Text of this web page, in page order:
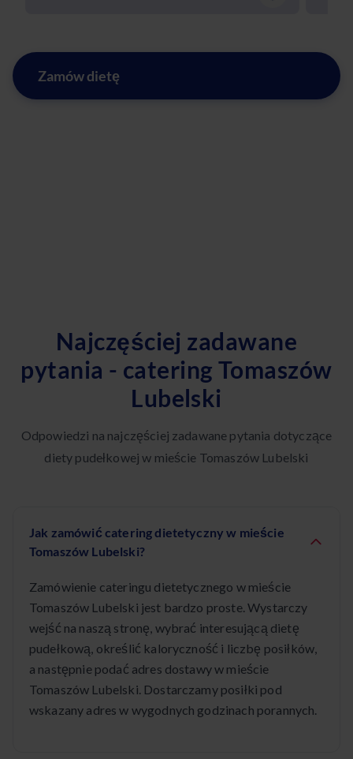
Zamów dietę
Najczęściej zadawane
pytania - catering Tomaszów
Lubelski
Odpowiedzi na najczęściej zadawane pytania dotyczące
diety pudełkowej w mieście Tomaszów Lubelski
Jak zamówić catering dietetyczny w mieście
Tomaszów Lubelski?
Zamówienie cateringu dietetycznego w mieście
Tomaszów Lubelski jest bardzo proste. Wystarczy
wejść na naszą stronę, wybrać interesującą dietę
pudełkową, określić kaloryczność i liczbę posiłków,
a następnie podać adres dostawy w mieście
Tomaszów Lubelski. Dostarczamy posiłki pod
wskazany adres w wygodnych godzinach porannych.